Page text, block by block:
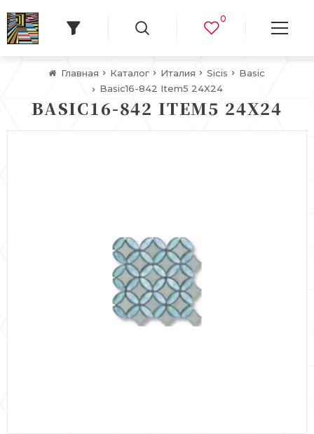
0
Главная Каталог Италия Sicis
Basic
Basic16-842 Item5 24X24
BASIC16-842 ITEM5 24X24